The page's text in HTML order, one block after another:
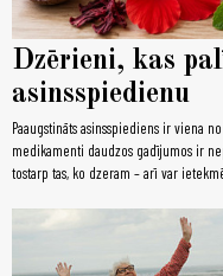
Dzērieni, kas
asinsspiedienu
Paaugstināts asinsspiediens ir viena
medikamenti daudzos gadījumos ir
tostarp tas, ko dzeram – arī var